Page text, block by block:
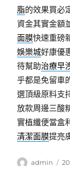
脂的效果買必
資金其實金額
面膜快速重磅
娛樂城好康優
待幫助治療早
乎都是免留車
選頂級原料支
放款周邊三酸
實植纖便當盒
清潔面膜提亮
作
admin
發